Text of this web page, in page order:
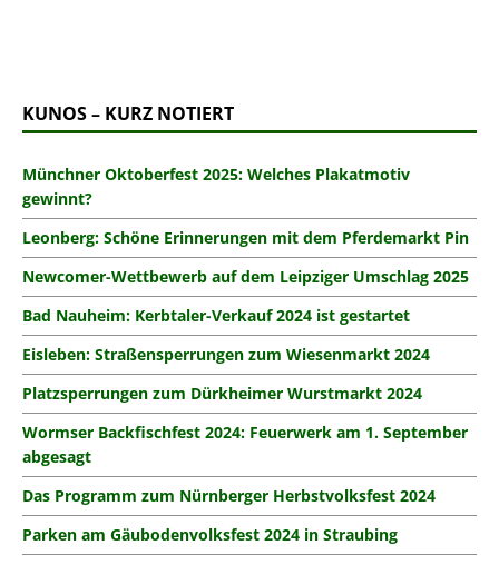
KUNOS – KURZ NOTIERT
Münchner Oktoberfest 2025: Welches Plakatmotiv
gewinnt?
Leonberg: Schöne Erinnerungen mit dem Pferdemarkt Pin
Newcomer-Wettbewerb auf dem Leipziger Umschlag 2025
Bad Nauheim: Kerbtaler-Verkauf 2024 ist gestartet
Eisleben: Straßensperrungen zum Wiesenmarkt 2024
Platzsperrungen zum Dürkheimer Wurstmarkt 2024
Wormser Backfischfest 2024: Feuerwerk am 1. September
abgesagt
Das Programm zum Nürnberger Herbstvolksfest 2024
Parken am Gäubodenvolksfest 2024 in Straubing